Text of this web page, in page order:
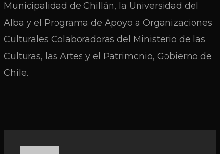
Municipalidad de Chillán, la Universidad del
Alba y el Programa de Apoyo a Organizaciones
Culturales Colaboradoras del Ministerio de las
Culturas, las Artes y el Patrimonio, Gobierno de
Chile.